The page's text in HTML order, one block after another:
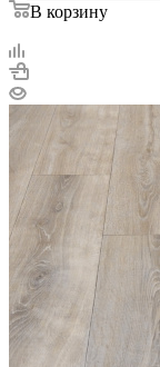
В корзину